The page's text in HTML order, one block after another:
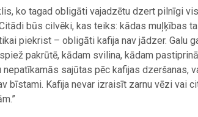
ko tagad obligāti vajadzētu dzert pilnīgi
būs cilvēki, kas teiks: kādas muļķības
piekrist – obligāti kafija nav jādzer. Galu
pakrūtē, kādam svilina, kādam
sajūtas pēc kafijas dzeršanas,
bīstami. Kafija nevar izraisīt zarnu vēzi vai